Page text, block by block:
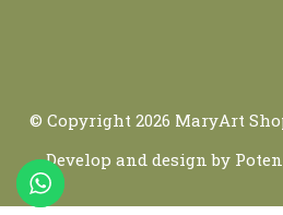
© Copyright 2026 MaryArt
Develop and design by